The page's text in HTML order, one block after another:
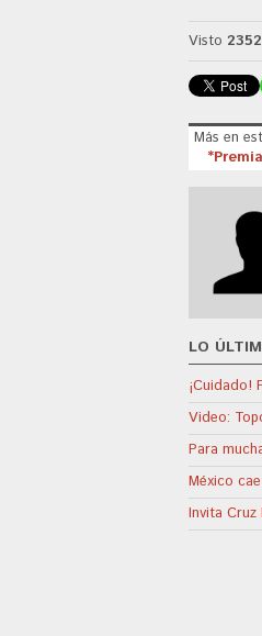
Visto 2352
Más en
LO
¡Cuidado!
Video:
Para
México
Invita